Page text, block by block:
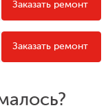
Заказать ремонт
Заказать ремонт